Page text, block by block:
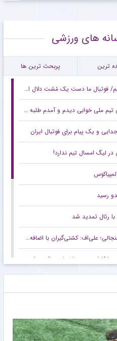
های ورزشی
ترین پربحث ترین ها
فوتبال ما دست یک مُشت دلال است
ملی خوابی دیدم و آمدم طلبه شدم!
و یک پیام برای فوتبال ایران
لیگ امسال تیم ندارد!
رسید
کشتی‌گیران با اضافه‌وزن از تیم ملی اخراج می‌شوند!
مرد در اختیار چه کسی است؟